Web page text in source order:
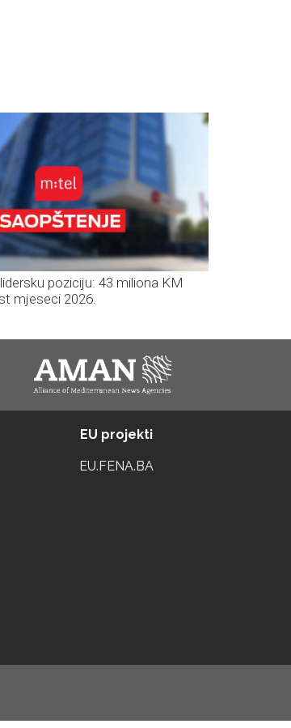
poziciju: 43 miliona KM
mjeseci 2026.
EU projekti
EU.FENA.BA